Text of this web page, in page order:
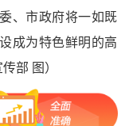
、市政府将一如既
成为特色鲜明的高
部 图）